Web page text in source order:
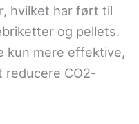
hvilket har ført til
og pellets.
kun mere effektive,
reducere CO2-